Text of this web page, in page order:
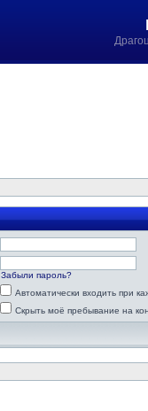
Забыли пароль?
Автоматически входить при
Скрыть моё пребывание на